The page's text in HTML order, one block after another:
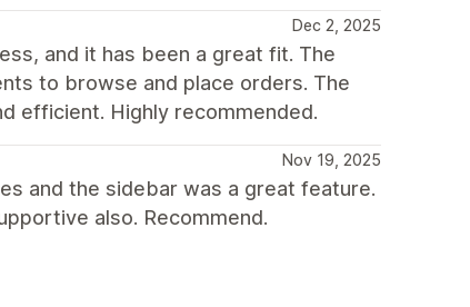
Dec 2, 2025
and it has been a great fit. The
to browse and place orders. The
efficient. Highly recommended.
Nov 19, 2025
and the sidebar was a great feature.
also. Recommend.